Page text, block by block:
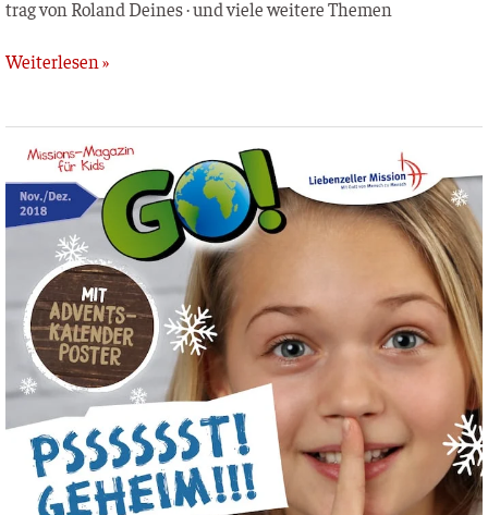
trag von Roland Dei­nes · und vie­le wei­te­re Themen
Weiterlesen »
Kinderzeitschrift
–
November
Dezember
2018